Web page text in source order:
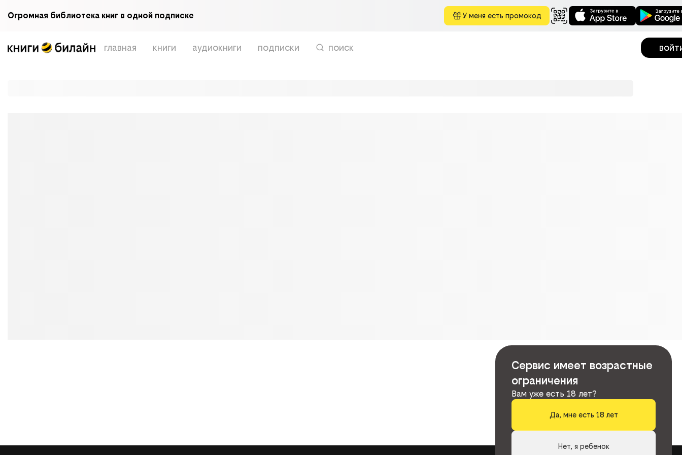
Огромная библиотека книг в одной подписке У меня есть промокод
главная книги аудиокниги подписки поиск
Сервис имеет возрастные
ограничения
Вам уже есть 18 лет?
Да, мне есть 18 лет
Нет, я ребенок